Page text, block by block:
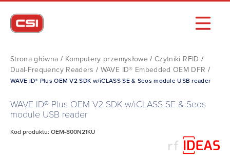
Strona główna / Komputery przemysłowe /Czytniki RFID /
Dual-Frequency Readers / WAVE ID® Embedded OEM DFR /
WAVE ID® Plus OEM V2 SDK w/iCLASS SE & Seos module USB reader
WAVE ID® Plus OEM V2 SDK w/iCLASS SE & Seos
module USB reader
Kod produktu: OEM-800N21KU